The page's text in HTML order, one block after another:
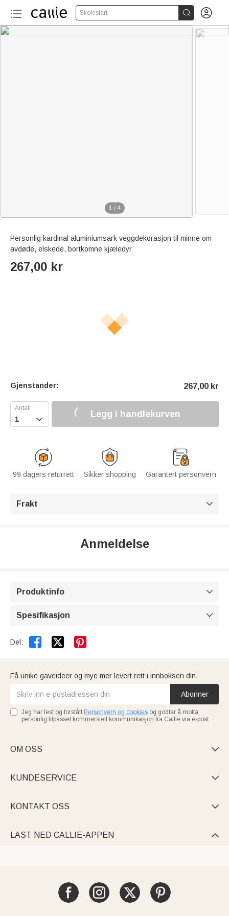
Skolestart  
1 / 4
Personlig kardinal aluminiumsark veggdekorasjon til minne om
avdøde, elskede, bortkomne kjæledyr
267,00 kr
Gjenstander: 267,00 kr
 Legg i handlekurven
99 dagers returrett Sikker shopping Garantert personvern
Frakt 
Anmeldelse
Produktinfo 
Spesifikasjon 
Del:  
Få unike gaveideer og mye mer levert rett i innboksen din.
Abonner
Jeg har lest og forstått Personvern og cookies og godtar å motta
personlig tilpasset kommersiell kommunikasjon fra Callie via e-post.
OM OSS 
KUNDESERVICE 
KONTAKT OSS 
LAST NED CALLIE-APPEN 